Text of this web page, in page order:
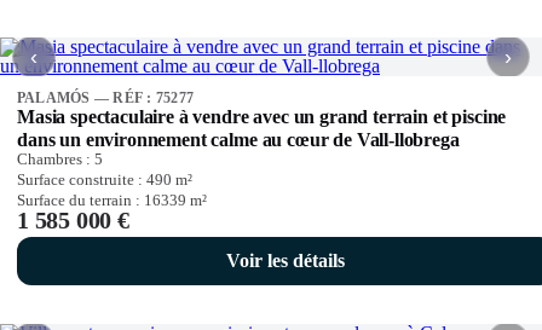
‹ ›
PALAMÓS — RÉF : 75277
Masia spectaculaire à vendre avec un grand terrain et piscine
dans un environnement calme au cœur de Vall-llobrega
Chambres : 5
Surface construite : 490 m²
Surface du terrain : 16339 m²
1 585 000 €
Voir les détails